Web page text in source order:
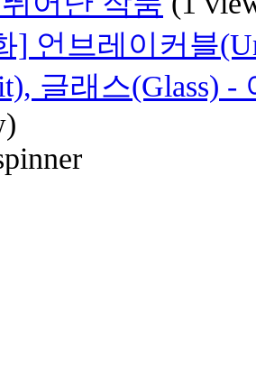
] 언브레이커블
글래스(Glass)